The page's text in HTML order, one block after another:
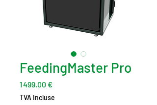
FeedingMaster Pro
1 499,00 €Prix
TVA Incluse